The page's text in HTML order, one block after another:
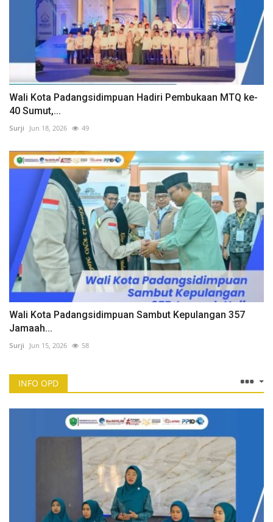
Wali Kota Padangsidimpuan Hadiri Pembukaan MTQ ke-
40 Sumut,...
Surji Jun 18, 2026 49
Wali Kota Padangsidimpuan Sambut Kepulangan 357
Jamaah...
Surji Jun 15, 2026 58
INFO OPD